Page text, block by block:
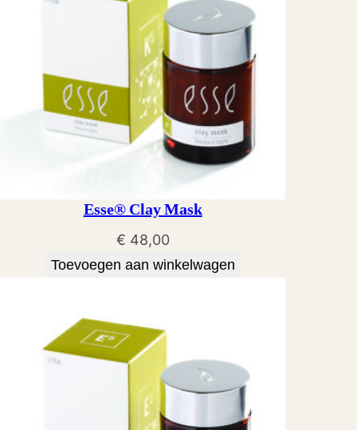
Esse® Clay Mask
€ 48,00
Toevoegen aan winkelwagen